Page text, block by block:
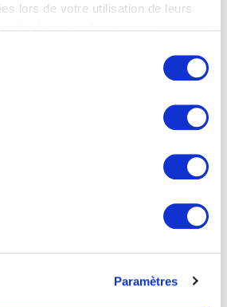
lors de votre utilisation de leurs
Paramètres